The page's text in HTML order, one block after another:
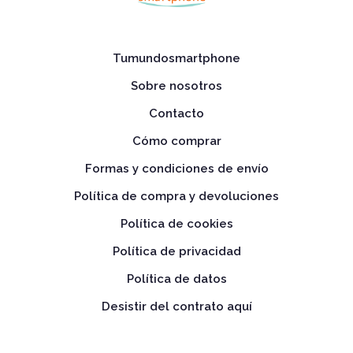
Tumundosmartphone
Sobre nosotros
Contacto
Cómo comprar
Formas y condiciones de envío
Política de compra y devoluciones
Política de cookies
Política de privacidad
Política de datos
Desistir del contrato aquí